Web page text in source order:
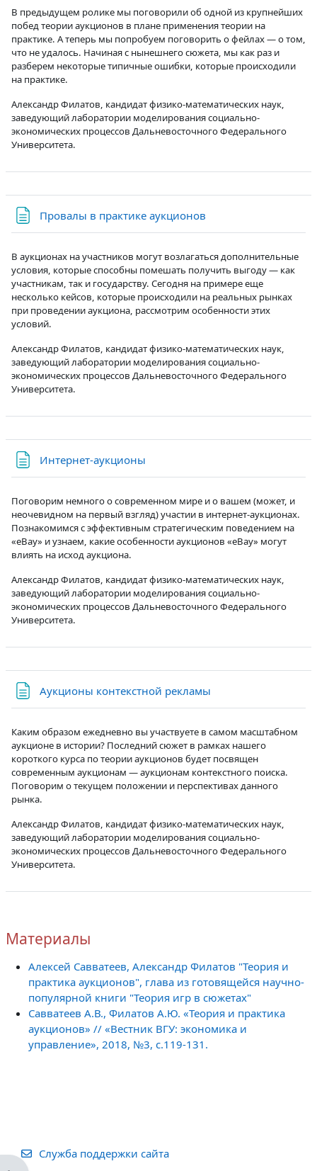
В предыдущем ролике мы поговорили об одной из крупнейших
побед теории аукционов в плане применения теории на
практике. А теперь мы попробуем поговорить о фейлах — о том,
что не удалось. Начиная с нынешнего сюжета, мы как раз и
разберем некоторые типичные ошибки, которые происходили
на практике.
Александр Филатов, кандидат физико-математических наук,
заведующий лаборатории моделирования социально-
экономических процессов Дальневосточного Федерального
Университета.
Провалы в практике аукционов
В аукционах на участников могут возлагаться дополнительные
условия, которые способны помешать получить выгоду — как
участникам, так и государству. Сегодня на примере еще
несколько кейсов, которые происходили на реальных рынках
при проведении аукциона, рассмотрим особенности этих
условий.
Александр Филатов, кандидат физико-математических наук,
заведующий лаборатории моделирования социально-
экономических процессов Дальневосточного Федерального
Университета.
Интернет-аукционы
Поговорим немного о современном мире и о вашем (может, и
неочевидном на первый взгляд) участии в интернет-аукционах.
Познакомимся с эффективным стратегическим поведением на
«eBay» и узнаем, какие особенности аукционов «eBay» могут
влиять на исход аукциона.
Александр Филатов, кандидат физико-математических наук,
заведующий лаборатории моделирования социально-
экономических процессов Дальневосточного Федерального
Университета.
Аукционы контекстной рекламы
Каким образом ежедневно вы участвуете в самом масштабном
аукционе в истории? Последний сюжет в рамках нашего
короткого курса по теории аукционов будет посвящен
современным аукционам — аукционам контекстного поиска.
Поговорим о текущем положении и перспективах данного
рынка.
Александр Филатов, кандидат физико-математических наук,
заведующий лаборатории моделирования социально-
экономических процессов Дальневосточного Федерального
Университета.
Материалы
Алексей Савватеев, Александр Филатов "Теория и
практика аукционов", глава из готовящейся научно-
популярной книги "Теория игр в сюжетах"
Савватеев А.В., Филатов А.Ю. «Теория и практика
аукционов» // «Вестник ВГУ: экономика и
управление», 2018, №3, с.119-131.
Служба поддержки сайта